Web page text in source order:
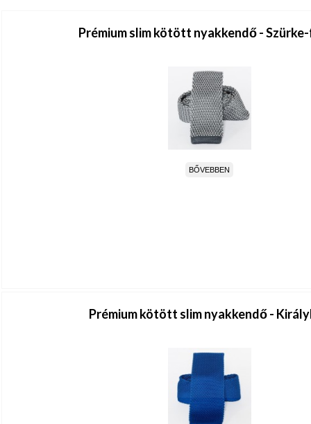
Prémium slim kötött nyakkendő -
BŐVEBBEN
Prémium kötött slim nyakkendő -